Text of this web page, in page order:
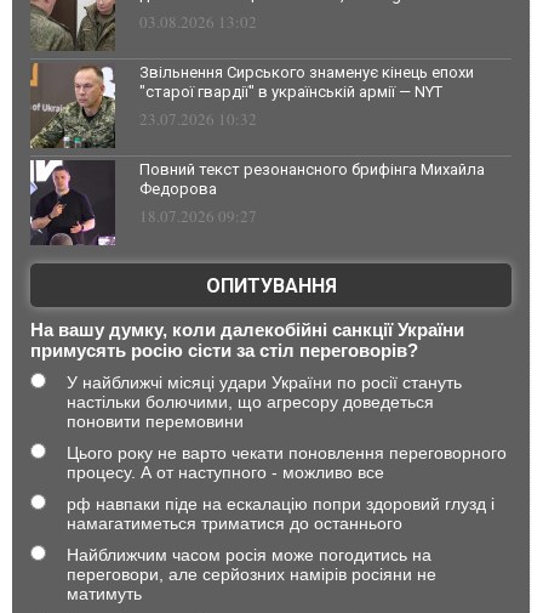
03.08.2026 13:02
Звільнення Сирського знаменує кінець епохи
"старої гвардії" в українській армії — NYT
23.07.2026 10:32
Повний текст резонансного брифінга Михайла
Федорова
18.07.2026 09:27
ОПИТУВАННЯ
На вашу думку, коли далекобійні санкції України
примусять росію сісти за стіл переговорів?
У найближчі місяці удари України по росії стануть
настільки болючими, що агресору доведеться
поновити перемовини
Цього року не варто чекати поновлення переговорного
процесу. А от наступного - можливо все
рф навпаки піде на ескалацію попри здоровий глузд і
намагатиметься триматися до останнього
Найближчим часом росія може погодитись на
переговори, але серйозних намірів росіяни не
матимуть